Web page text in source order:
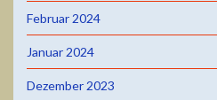
Februar 2024
Januar 2024
Dezember 2023